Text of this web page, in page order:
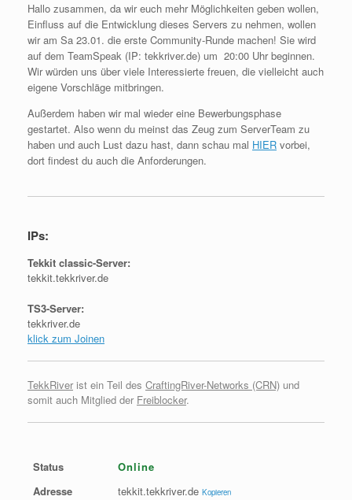
Hallo zusammen, da wir euch mehr Möglichkeiten geben wollen,
Einfluss auf die Entwicklung dieses Servers zu nehmen, wollen
wir am Sa 23.01. die erste Community-Runde machen! Sie wird
auf dem TeamSpeak (IP: tekkriver.de) um 20:00 Uhr beginnen.
Wir würden uns über viele Interessierte freuen, die vielleicht auch
eigene Vorschläge mitbringen.
Außerdem haben wir mal wieder eine Bewerbungsphase
gestartet. Also wenn du meinst das Zeug zum ServerTeam zu
haben und auch Lust dazu hast, dann schau mal HIER vorbei,
dort findest du auch die Anforderungen.
IPs:
Tekkit classic-Server:
tekkit.tekkriver.de
TS3-Server:
tekkriver.de
klick zum Joinen
TekkRiver ist ein Teil des CraftingRiver-Networks (CRN) und
somit auch Mitglied der Freiblocker.
Status
Online
Adresse
tekkit.tekkriver.de Kopieren